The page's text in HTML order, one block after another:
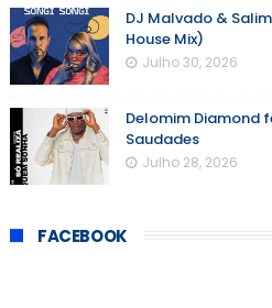
DJ Malvado &
House Mix)
Julho 30, 2026
Delomim Diamond
Saudades
Julho 28, 2026
FACEBOOK